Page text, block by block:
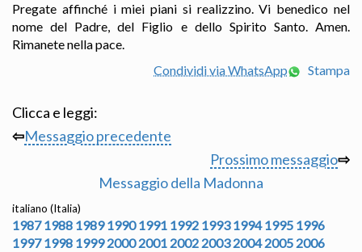
Pregate affinché i miei piani si realizzino. Vi benedico nel
nome del Padre, del Figlio e dello Spirito Santo. Amen.
Rimanete nella pace.
Condividi via WhatsApp
Stampa
Clicca e leggi:
⇦Messaggio precedente
Prossimo messaggio⇨
Messaggio della Madonna
italiano (Italia)
1987 1988 1989 1990 1991 1992 1993 1994 1995 1996
1997 1998 1999 2000 2001 2002 2003 2004 2005 2006